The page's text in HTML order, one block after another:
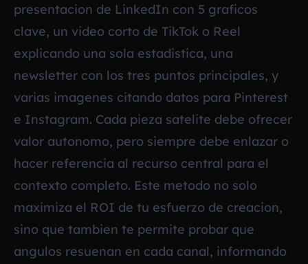
presentacion de LinkedIn con 5 graficos
clave, un video corto de TikTok o Reel
explicando una sola estadistica, una
newsletter con los tres puntos principales, y
varias imagenes citando datos para Pinterest
e Instagram. Cada pieza satelite debe ofrecer
valor autonomo, pero siempre debe enlazar o
hacer referencia al recurso central para el
contexto completo. Este metodo no solo
maximiza el ROI de tu esfuerzo de creacion,
sino que tambien te permite probar que
angulos resuenan en cada canal, informando